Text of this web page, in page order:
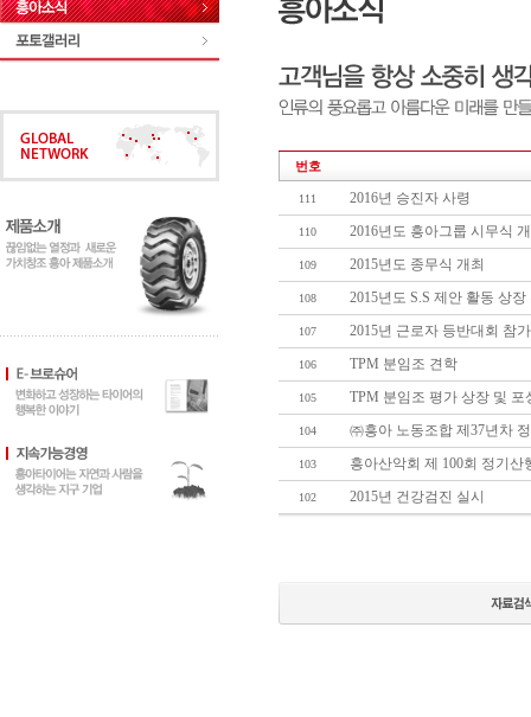
번호
111 2016년 승진자 사령
110 2016년도 흥아그룹 시무식
109 2015년도 종무식 개최
108 2015년도 S.S 제안 활동 상장
107 2015년 근로자 등반대회 참가
106 TPM 분임조 견학
105 TPM 분임조 평가 상장 및 포
104 ㈜흥아 노동조합 제37년차
103 흥아산악회 제 100회 정기산
102 2015년 건강검진 실시